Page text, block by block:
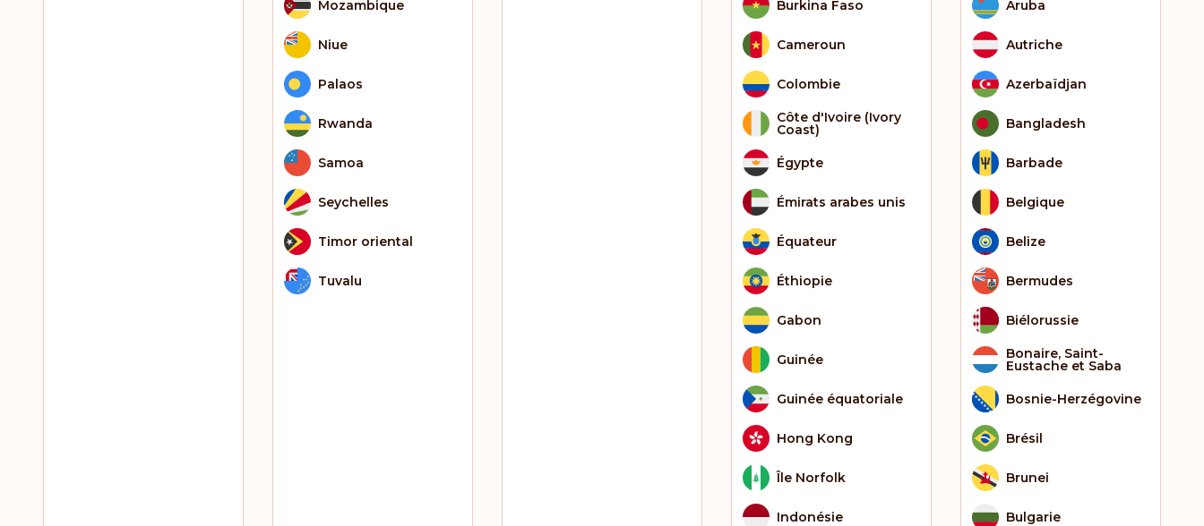
Mozambique
Niue
Palaos
Rwanda
Samoa
Seychelles
Timor oriental
Tuvalu
Burkina Faso
Cameroun
Colombie
Côte d'Ivoire (Ivory
Coast)
Égypte
Émirats arabes unis
Équateur
Éthiopie
Gabon
Guinée
Guinée équatoriale
Hong Kong
Île Norfolk
Indonésie
Aruba
Autriche
Azerbaïdjan
Bangladesh
Barbade
Belgique
Belize
Bermudes
Biélorussie
Bonaire, Saint-
Eustache et Saba
Bosnie-Herzégovine
Brésil
Brunei
Bulgarie